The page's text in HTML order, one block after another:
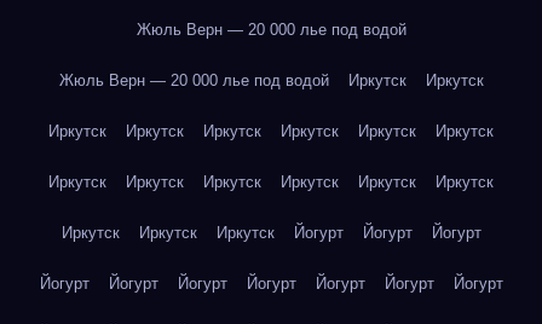
Жюль Верн — 20 000 лье под водой
Жюль Верн — 20 000 лье под водой Иркутск Иркутск
Иркутск Иркутск Иркутск Иркутск Иркутск Иркутск
Иркутск Иркутск Иркутск Иркутск Иркутск Иркутск
Иркутск Иркутск Иркутск Йогурт Йогурт Йогурт
Йогурт Йогурт Йогурт Йогурт Йогурт Йогурт Йогурт